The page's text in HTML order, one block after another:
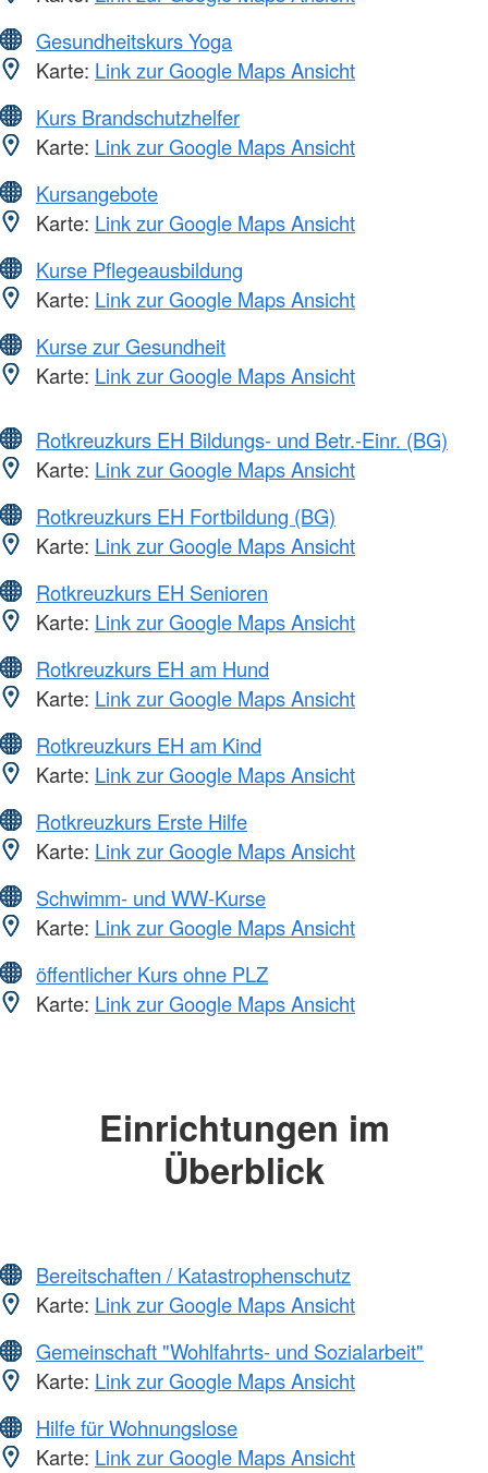
Gesundheitskurs Yoga
Karte: Link zur Google Maps Ansicht
Kurs Brandschutzhelfer
Karte: Link zur Google Maps Ansicht
Kursangebote
Karte: Link zur Google Maps Ansicht
Kurse Pflegeausbildung
Karte: Link zur Google Maps Ansicht
Kurse zur Gesundheit
Karte: Link zur Google Maps Ansicht
Rotkreuzkurs EH Bildungs- und Betr.-Einr. (BG)
Karte: Link zur Google Maps Ansicht
Rotkreuzkurs EH Fortbildung (BG)
Karte: Link zur Google Maps Ansicht
Rotkreuzkurs EH Senioren
Karte: Link zur Google Maps Ansicht
Rotkreuzkurs EH am Hund
Karte: Link zur Google Maps Ansicht
Rotkreuzkurs EH am Kind
Karte: Link zur Google Maps Ansicht
Rotkreuzkurs Erste Hilfe
Karte: Link zur Google Maps Ansicht
Schwimm- und WW-Kurse
Karte: Link zur Google Maps Ansicht
öffentlicher Kurs ohne PLZ
Karte: Link zur Google Maps Ansicht
Einrichtungen im
Überblick
Bereitschaften / Katastrophenschutz
Karte: Link zur Google Maps Ansicht
Gemeinschaft "Wohlfahrts- und Sozialarbeit"
Karte: Link zur Google Maps Ansicht
Hilfe für Wohnungslose
Karte: Link zur Google Maps Ansicht